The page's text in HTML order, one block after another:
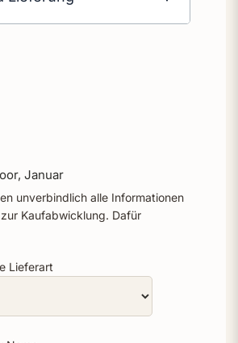
Januar
unverbindlich alle Informationen
Kaufabwicklung. Dafür
Lieferart